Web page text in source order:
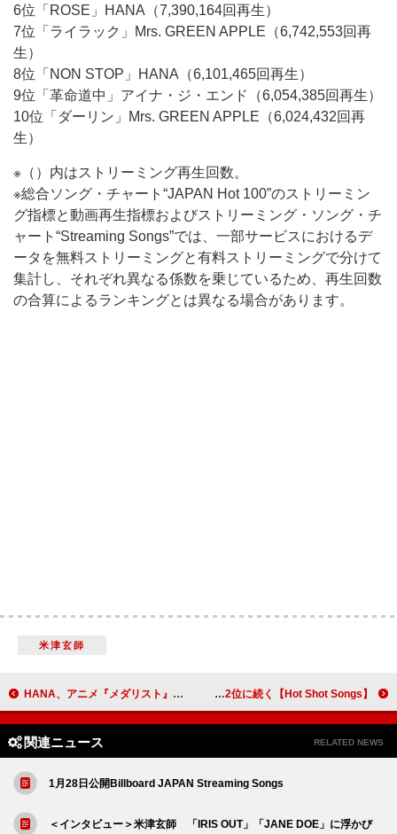
6位「ROSE」HANA（7,390,164回再生）
7位「ライラック」Mrs. GREEN APPLE（6,742,553回再
生）
8位「NON STOP」HANA（6,101,465回再生）
9位「革命道中」アイナ・ジ・エンド（6,054,385回再生）
10位「ダーリン」Mrs. GREEN APPLE（6,024,432回再
生）
※（）内はストリーミング再生回数。
※総合ソング・チャート“JAPAN Hot 100”のストリーミン
グ指標と動画再生指標およびストリーミング・ソング・チ
ャート“Streaming Songs”では、一部サービスにおけるデ
ータを無料ストリーミングと有料ストリーミングで分けて
集計し、それぞれ異なる係数を乗じているため、再生回数
の合算によるランキングとは異なる場合があります。
米津玄師
HANA、アニメ『メダリスト』オープニング主題歌「Cold Night」CDシングル発売開始 【Hot Shot Songs】WEST.初デジタル・シングル「愛執」首位、Mr.Childrenが2位に続く
関連ニュース RELATED NEWS
1月28日公開Billboard JAPAN Streaming Songs
＜インタビュー＞米津玄師 「IRIS OUT」「JANE DOE」に浮かび